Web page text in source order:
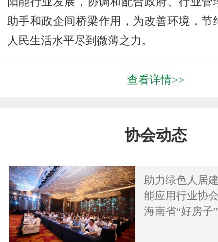
助手和政企间桥梁作用，为改善环境，节
人民生活水平尽到微薄之力。
查看详情>>
协会动态
助力绿色人居
能应用行业协
海南省“好房子